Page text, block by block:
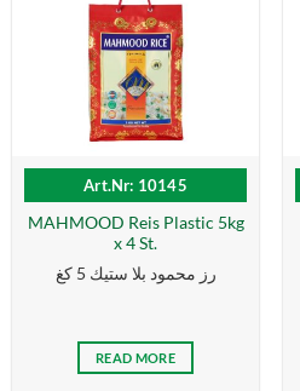
Art.Nr: 10145
MAHMOOD Reis Plastic 5kg
x 4 St.
رز محمود بلا ستيك 5 كغ
READ MORE